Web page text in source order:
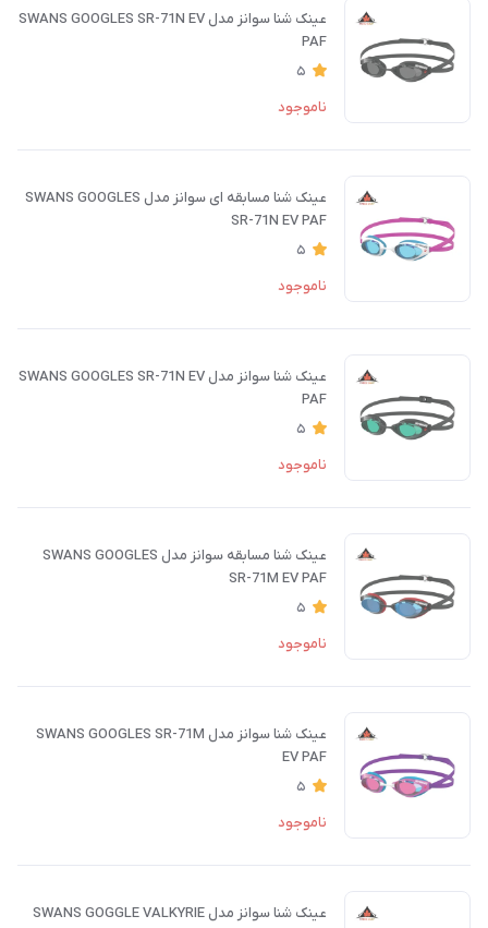
عینک شنا سوانز مدل SWANS GOOGLES SR-71N EV
PAF
5
ناموجود
عینک شنا مسابقه ای سوانز مدل SWANS GOOGLES
SR-71N EV PAF
5
ناموجود
عینک شنا سوانز مدل SWANS GOOGLES SR-71N EV
PAF
5
ناموجود
عینک شنا مسابقه سوانز مدل SWANS GOOGLES
SR-71M EV PAF
5
ناموجود
عینک شنا سوانز مدل SWANS GOOGLES SR-71M
EV PAF
5
ناموجود
عینک شنا سوانز مدل SWANS GOGGLE VALKYRIE